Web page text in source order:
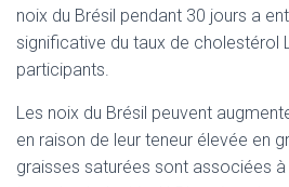
noix du Brésil pendant 30 jours a
significative du taux de cholestérol
participants.
Les noix du Brésil peuvent
en raison de leur teneur élevée en
graisses saturées sont associées